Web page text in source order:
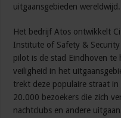
uitgaansgebieden wereldwijd.
Het bedrijf Atos ontwikkelt
Institute of Safety &
pilot is de stad Eindhoven te
veiligheid in het
trekt deze populaire straat
20.000 bezoekers die zich
nachtclubs en andere